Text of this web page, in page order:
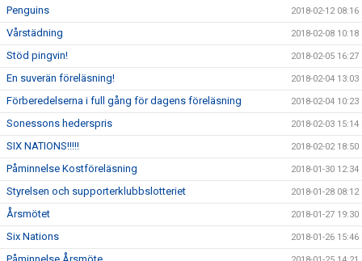
Penguins 2018-02-12 08:16
Vårstädning 2018-02-08 10:18
Stöd pingvin! 2018-02-05 16:27
En suverän föreläsning! 2018-02-04 13:03
Förberedelserna i full gång för dagens föreläsning 2018-02-04 10:23
Sonessons hederspris 2018-02-03 15:14
SIX NATIONS!!!!! 2018-02-02 18:50
Påminnelse Kostföreläsning 2018-01-30 12:34
Styrelsen och supporterklubbslotteriet 2018-01-28 08:12
Årsmötet 2018-01-27 19:30
Six Nations 2018-01-26 15:46